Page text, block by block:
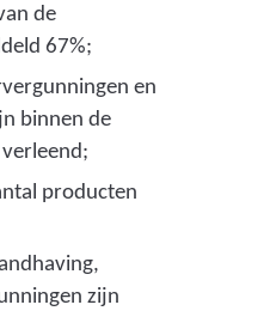
a
de
67%;
en
binnen de
producten
zijn